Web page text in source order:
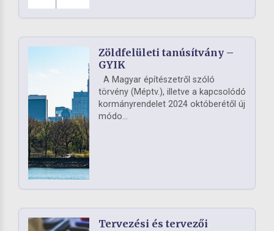
Zöldfelületi tanúsítvány –
GYIK
A Magyar építészetről szóló
törvény (Méptv.), illetve a kapcsolódó
kormányrendelet 2024 októberétől új
módo...
Tervezési és tervezői